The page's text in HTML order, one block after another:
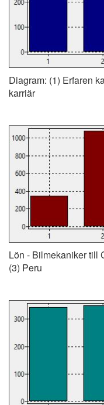
Diagram: (1) Erfaren
karriär
Lön - Bilmekaniker till
(3) Peru